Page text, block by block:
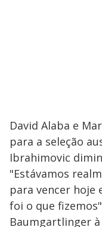
David Alaba e
para a seleção
Ibrahimovic
"Estávamos
para vencer hoje
foi o que
Baumgartlinger